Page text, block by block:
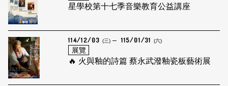
星學校第十七季音樂教育公益講座
114/12/03 (三) 115/01/31 (六)
展覽
🔥 火與釉的詩篇 蔡永武潑釉瓷板藝術展